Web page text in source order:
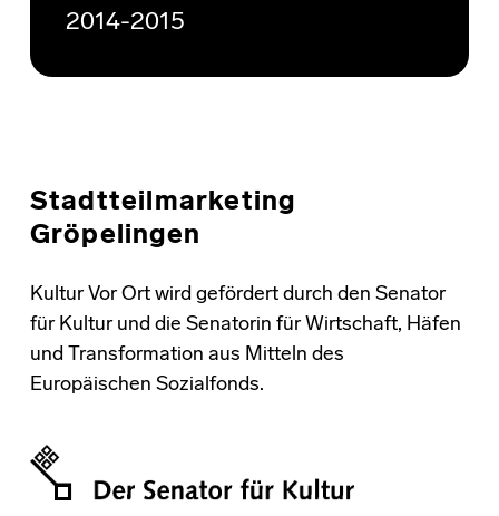
2014-2015
Stadtteilmarketing
Gröpelingen
Kultur Vor Ort wird gefördert durch den Senator
für Kultur und die Senatorin für Wirtschaft, Häfen
und Transformation aus Mitteln des
Europäischen Sozialfonds.